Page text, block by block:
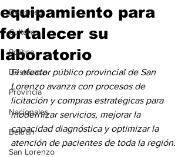
Deportes
Cultura
Política
Destacada
Provincia
Nacionales
Beltrán
San Lorenzo
equipamiento para
fortalecer su
laboratorio
El efector público provincial de San
Lorenzo avanza con procesos de
licitación y compras estratégicas para
modernizar servicios, mejorar la
capacidad diagnóstica y optimizar la
atención de pacientes de toda la región.